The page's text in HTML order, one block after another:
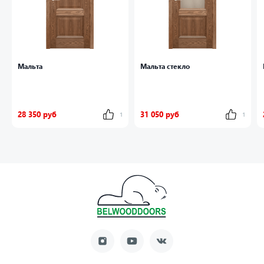
Мальта
28 350 руб 1
Мальта стекло
31 050 руб 1